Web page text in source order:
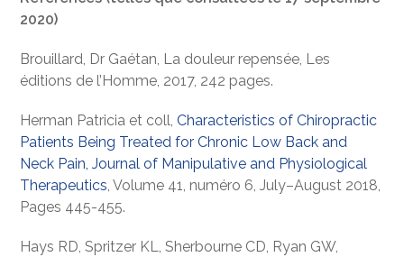
2020)
Brouillard, Dr Gaétan, La douleur repensée, Les
éditions de l’Homme, 2017, 242 pages.
Herman Patricia et coll,Characteristics of Chiropractic
Patients Being Treated for Chronic Low Back and
Neck Pain, Journal of Manipulative and Physiological
Therapeutics, Volume 41, numéro 6, July–August 2018,
Pages 445-455.
Hays RD, Spritzer KL, Sherbourne CD, Ryan GW,